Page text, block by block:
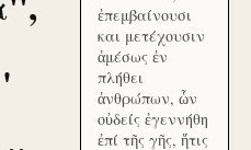
ἐπεμβαίνουσι
και μετέχουσιν
ἀμέσως ἐν
πλήθει
ἀνθρώπων, ὧν
οὐδείς ἐγεννήθη
ἐπί τῆς γῆς, ἥτις